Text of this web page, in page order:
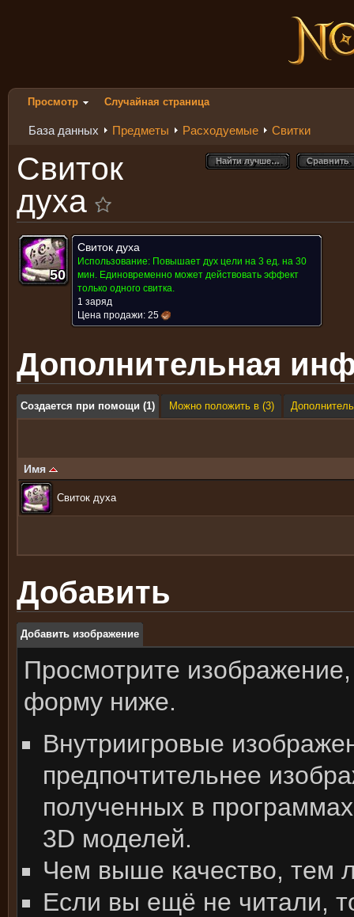
Просмотр Случайная страница
База данных Предметы Расходуемые Свитки
Сравнить
Сравнить
Найти лучше…
Найти лучше…
Свиток
духа
50
50
50
50
50
50
50
50
50
Свиток духа
Использование: Повышает дух цели на 3 ед. на 30
мин. Единовременно может действовать эффект
только одного свитка.
1 заряд
Цена продажи: 25
Дополнительная
Создается при помощи (1) Можно положить в (3)
Имя
Свиток духа
Добавить
Добавить изображение
Просмотрите изображение,
форму ниже.
Внутриигровые
предпочтительнее
полученных в
3D моделей.
Чем выше качество, тем
Если вы ещё не читали,